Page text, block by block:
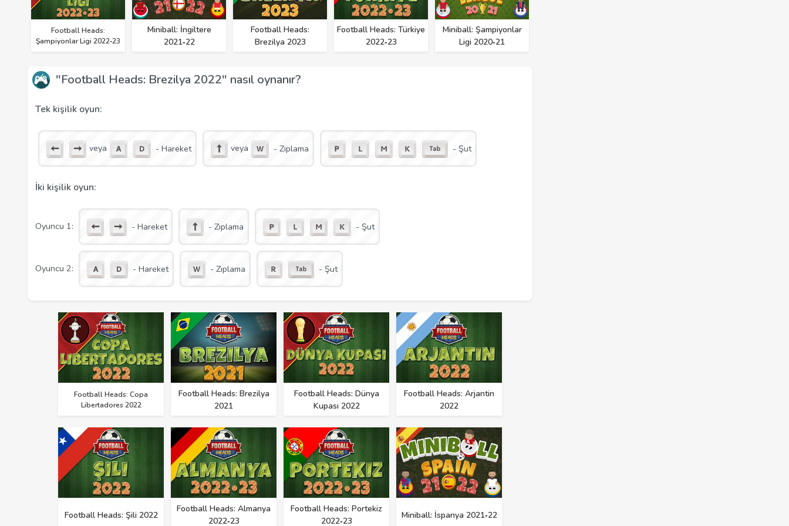
Football Heads:
Şampiyonlar Ligi 2022‑23
Miniball: İngiltere
2021‑22
Football Heads:
Brezilya 2023
Football Heads: Türkiye
2022‑23
Miniball: Şampiyonlar
Ligi 2020‑21
"Football Heads: Brezilya 2022" nasıl oynanır?
Tek kişilik oyun:
veya - Hareket veya - Zıplama - Şut
İki kişilik oyun:
Oyuncu 1: - Hareket - Zıplama - Şut
Oyuncu 2: - Hareket - Zıplama - Şut
Football Heads: Copa
Libertadores 2022
Football Heads: Brezilya
2021
Football Heads: Dünya
Kupası 2022
Football Heads: Arjantin
2022
Football Heads: Şili 2022
Football Heads: Almanya
2022‑23
Football Heads: Portekiz
2022‑23
Miniball: İspanya 2021‑22